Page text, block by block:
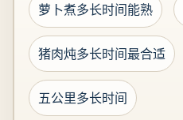
萝卜煮多长时间能熟
猪肉炖多长时间最合适
五公里多长时间